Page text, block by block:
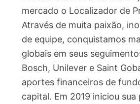
mercado o Localizador de
Através de muita paixão,
de equipe, conquistamos
globais em seus
Bosch, Unilever e Saint
aportes financeiros de
capital. Em 2019 iniciou sua